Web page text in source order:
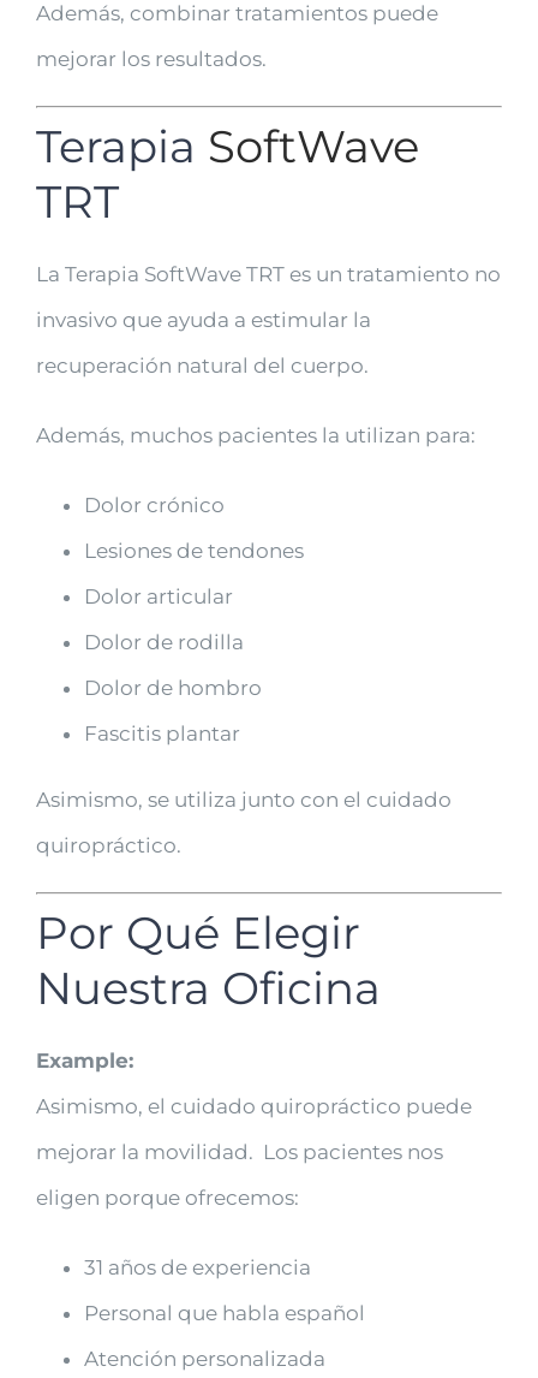
Además, combinar tratamientos puede
mejorar los resultados.
Terapia SoftWave
TRT
La Terapia SoftWave TRT es un tratamiento no
invasivo que ayuda a estimular la
recuperación natural del cuerpo.
Además, muchos pacientes la utilizan para:
Dolor crónico
Lesiones de tendones
Dolor articular
Dolor de rodilla
Dolor de hombro
Fascitis plantar
Asimismo, se utiliza junto con el cuidado
quiropráctico.
Por Qué Elegir
Nuestra Oficina
Example:
Asimismo, el cuidado quiropráctico puede
mejorar la movilidad. Los pacientes nos
eligen porque ofrecemos:
31 años de experiencia
Personal que habla español
Atención personalizada